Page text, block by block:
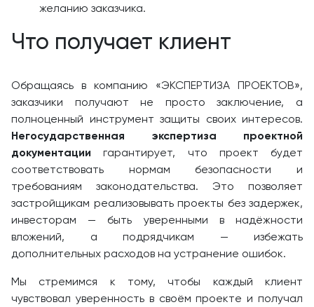
желанию заказчика.
Что получает клиент
Обращаясь в компанию «ЭКСПЕРТИЗА ПРОЕКТОВ»,
заказчики получают не просто заключение, а
полноценный инструмент защиты своих интересов.
Негосударственная экспертиза проектной
документации гарантирует, что проект будет
соответствовать нормам безопасности и
требованиям законодательства. Это позволяет
застройщикам реализовывать проекты без задержек,
инвесторам — быть уверенными в надёжности
вложений, а подрядчикам — избежать
дополнительных расходов на устранение ошибок.
Мы стремимся к тому, чтобы каждый клиент
чувствовал уверенность в своём проекте и получал